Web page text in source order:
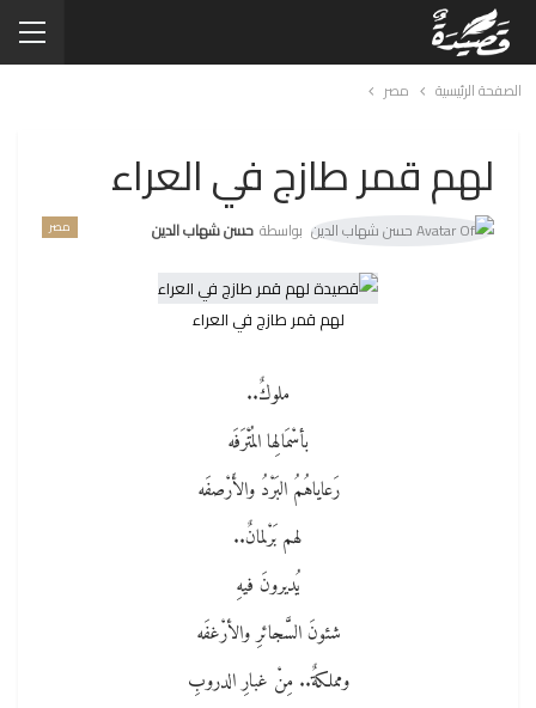
الصفحة الرئيسية مصر
لهم قمر طازج في العراء
مصر بواسطة حسن شهاب الدين
لهم قمر طازج في العراء
ملوكٌ..
بأسْمَالِها المُتْرَفَه
رَعاياهُمُ البَرْدُ والأَرْصفَه
لهم بَرْلمانٌ..
يُديرونَ فيهِ
شئونَ السَّجائرِ والأرْغفَه
ومملكةٌ.. مِنْ غبارِ الدروبِ